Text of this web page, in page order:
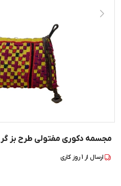
مجسمه دکوری مفتولی طرح بز گر
ارسال از 1روز کاری